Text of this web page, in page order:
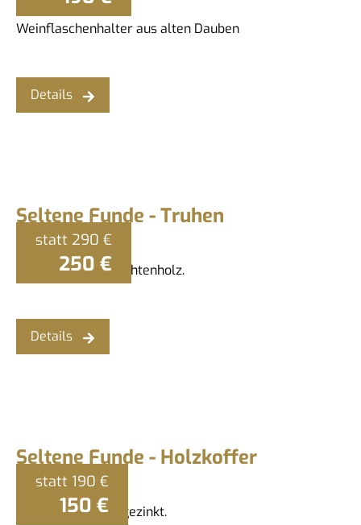
Das sind wir
Antik Möbel Kaufen
Weinflaschenhalter aus alten Dauben
Details
statt 290 €
250 €
Seltene Funde - Truhen
Alte Truhen aus Fichtenholz.
Details
statt 190 €
150 €
Seltene Funde - Holzkoffer
Massivholzkoffer gezinkt.